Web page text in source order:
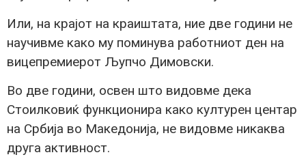
Или, на крајот на краиштата, ние две години не
научивме како му поминува работниот ден на
вицепремиерот Љупчо Димовски.
Во две години, освен што видовме дека
Стоилковиќ функционира како културен центар
на Србија во Македонија, не видовме никаква
друга активност.